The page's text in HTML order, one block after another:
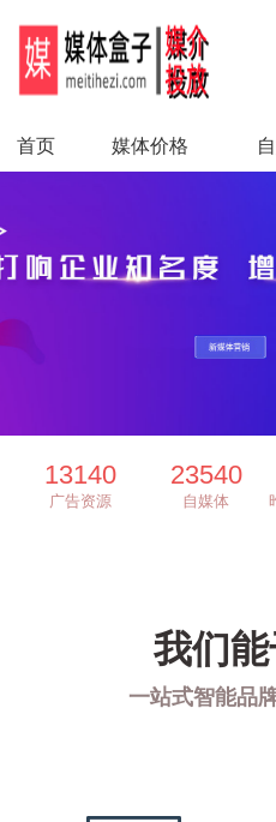
首页 媒体价格
13140
广告资源
23540
自媒体
我们
一站式智能品